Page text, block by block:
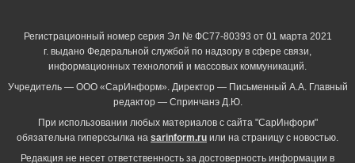
Регистрационный номер серия Эл № ФС77-80393 от 01 марта 2021
г. выдано Федеральной службой по надзору в сфере связи,
информационных технологий и массовых коммуникаций.
Учредитель — ООО «СарИнформ». Директор — Письменный А.А. Главный
редактор — Спринчанэ Д.Ю.
При использовании любых материалов с сайта "СарИнформ"
обязательна гиперссылка на sarinform.ru или на страницу с новостью.
Редакция не несет ответственность за достоверность информации в